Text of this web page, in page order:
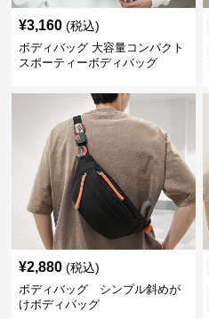
¥3,160 (税込)
ボディバッグ 大容量コンパクト
スポーティーボディバッグ
¥2,880 (税込)
ボディバッグ シンプル斜めが
けボディバッグ